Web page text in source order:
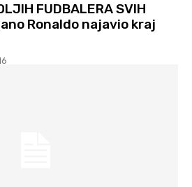
FUDBALERA SVIH
Ronaldo najavio kraj